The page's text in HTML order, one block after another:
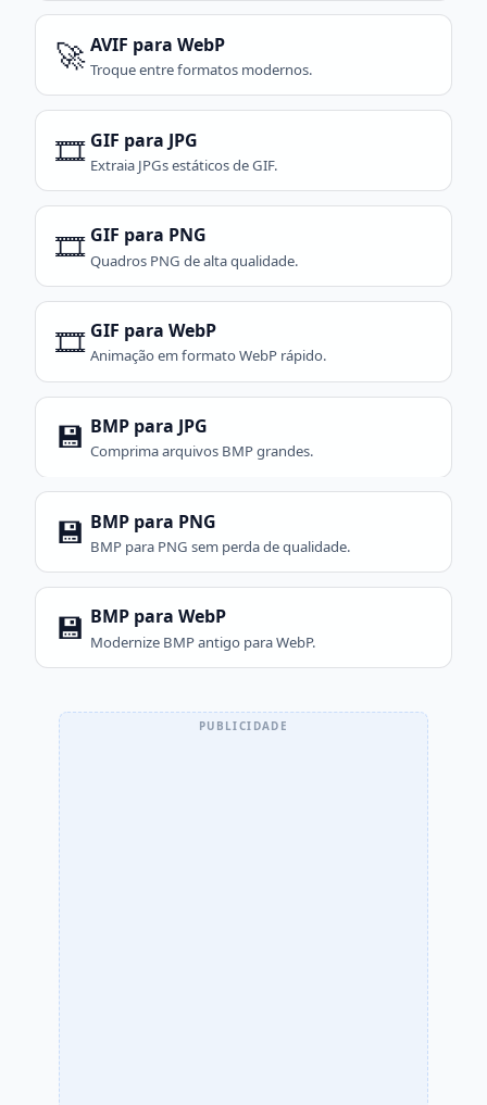
🚀 AVIF para WebP
Troque entre formatos modernos.
🎞️ GIF para JPG
Extraia JPGs estáticos de GIF.
🎞️ GIF para PNG
Quadros PNG de alta qualidade.
🎞️ GIF para WebP
Animação em formato WebP rápido.
💾 BMP para JPG
Comprima arquivos BMP grandes.
💾 BMP para PNG
BMP para PNG sem perda de qualidade.
💾 BMP para WebP
Modernize BMP antigo para WebP.